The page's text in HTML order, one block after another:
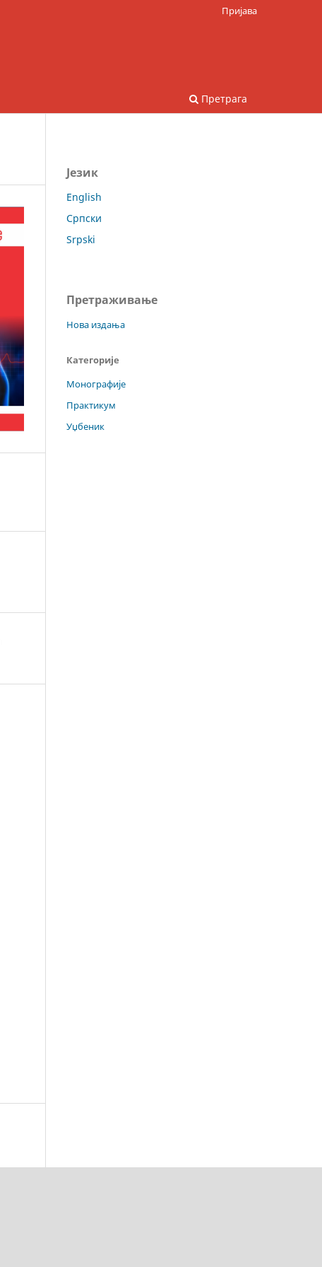
Претрага
Пријава
Језик
English
Српски
Srpski
Претраживање
Нова издања
Категорије
Монографије
Практикум
Уџбеник